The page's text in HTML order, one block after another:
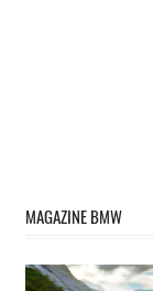
MAGAZINE BMW